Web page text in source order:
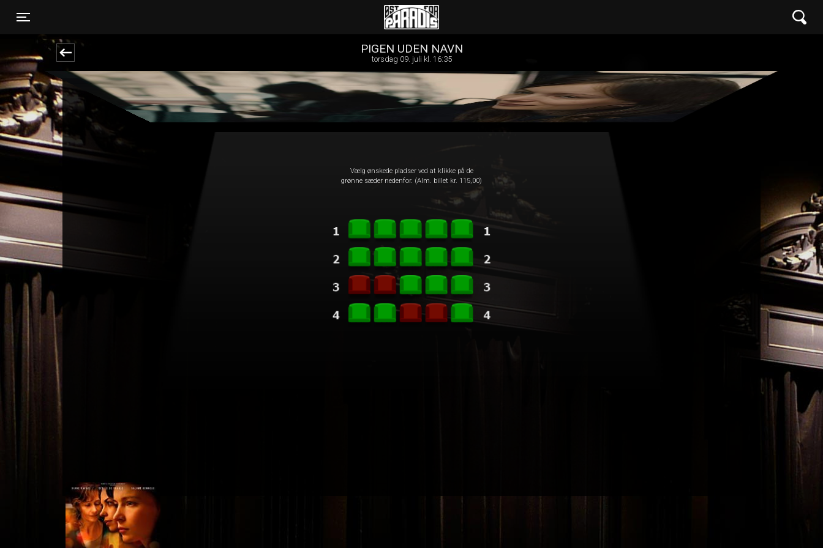
Øst for Paradis
PIGEN UDEN NAVN
torsdag 09. juli kl. 16:35
Vælg ønskede pladser ved at klikke på de
grønne sæder nedenfor. (Alm. billet kr. 115,00)
1step-front02 123844